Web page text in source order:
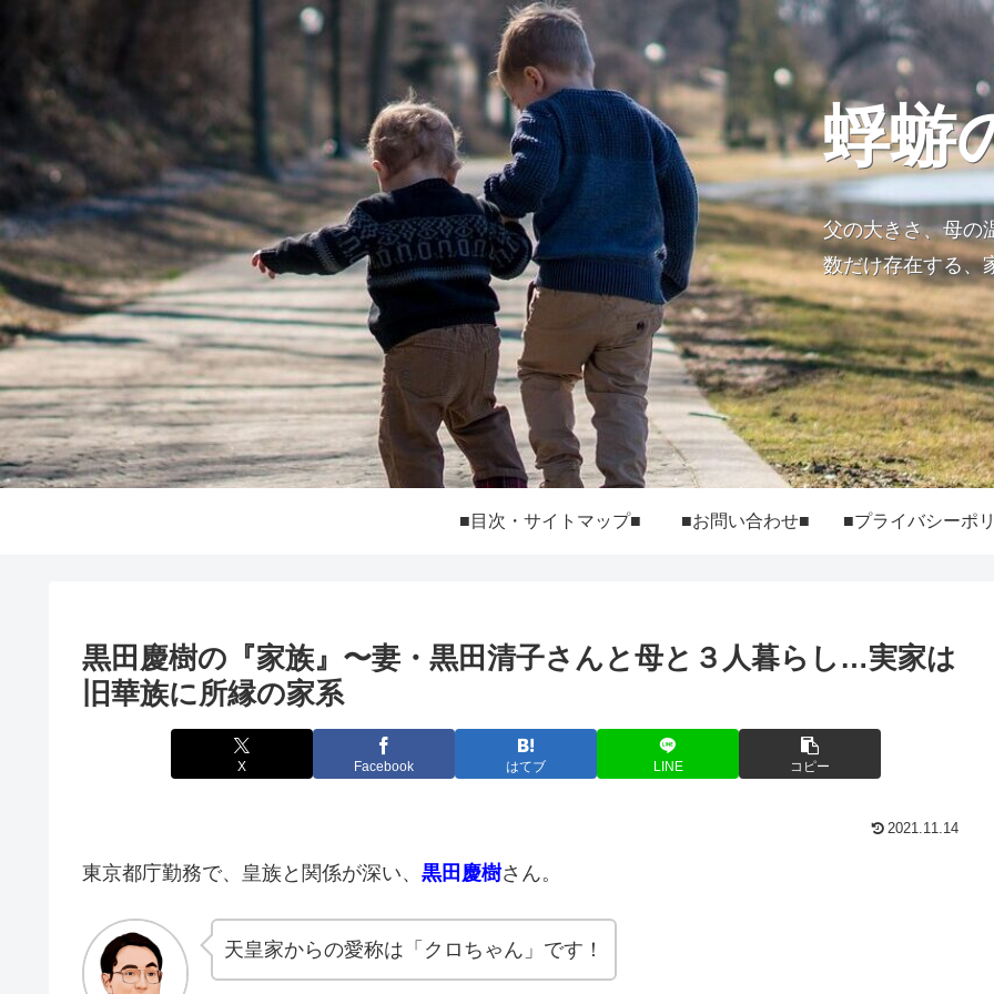
蜉蝣
父の大きさ、母の
数だけ存在する、
■目次・サイトマップ■ ■お問い合わせ■
黒田慶樹の『家族』〜妻・黒田清子さんと母と３人暮らし…実家は
旧華族に所縁の家系
X Facebook はてブ LINE コピー
2021.11.14
東京都庁勤務で、皇族と関係が深い、 黒田慶樹さん。
天皇家からの愛称は「クロちゃん」です！